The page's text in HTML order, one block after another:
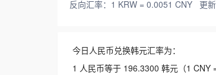
反向汇率：1 KRW = 0.0051 CNY 更
今日人民币兑换韩元汇率为：
1 人民币等于 196.3300 韩元（1 CNY